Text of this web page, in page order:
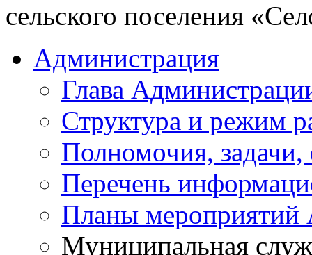
cельского поселения
Администрация
Глава
Структура и режим
Полномочия,
Перечень
Планы мероприятий
Муниципальная